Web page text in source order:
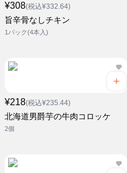
¥308(税込¥332.64)
旨辛骨なしチキン
1パック(4本入)
¥218(税込¥235.44)
北海道男爵芋の牛肉コロッケ
2個